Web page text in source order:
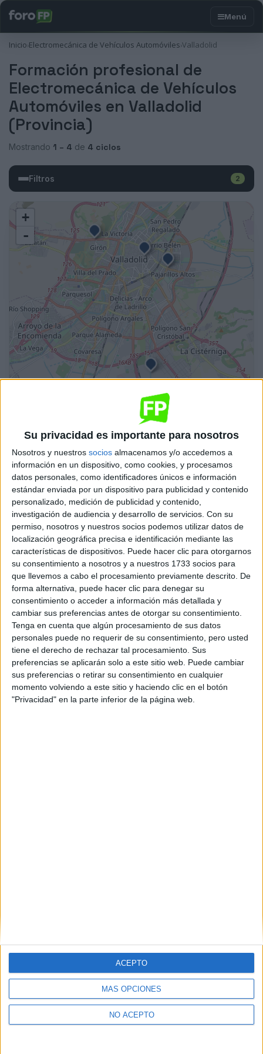
Su privacidad es importante para nosotros
Nosotros y nuestros socios almacenamos y/o accedemos a
información en un dispositivo, como cookies, y procesamos
datos personales, como identificadores únicos e información
estándar enviada por un dispositivo para publicidad y contenido
personalizado, medición de publicidad y contenido,
investigación de audiencia y desarrollo de servicios. Con su
permiso, nosotros y nuestros socios podemos utilizar datos de
localización geográfica precisa e identificación mediante las
características de dispositivos. Puede hacer clic para otorgarnos
su consentimiento a nosotros y a nuestros 1733 socios para
que llevemos a cabo el procesamiento previamente descrito. De
forma alternativa, puede hacer clic para denegar su
consentimiento o acceder a información más detallada y
cambiar sus preferencias antes de otorgar su consentimiento.
Tenga en cuenta que algún procesamiento de sus datos
personales puede no requerir de su consentimiento, pero usted
tiene el derecho de rechazar tal procesamiento. Sus
preferencias se aplicarán solo a este sitio web. Puede cambiar
sus preferencias o retirar su consentimiento en cualquier
momento volviendo a este sitio y haciendo clic en el botón
"Privacidad" en la parte inferior de la página web.
MÁS OPCIONES
NO ACEPTO
ACEPTO
Inicio›Electromecánica de Vehículos Automóviles›Valladolid
Formación profesional de
Electromecánica de Vehículos
Automóviles en Valladolid
(Provincia)
Mostrando 1 – 4 de 4 ciclos
Filtros 2
Electromecánica de Vehículos Automóviles
IES Galileo
Valladolid Grado Medio Público
MODALIDAD Presencial
Electromecánica de Vehículos Automóviles
CIFP Juan de Herrera
Valladolid Grado Medio Público
MODALIDADPresencial
Electromecánica de Vehículos Automóviles
Centro Didáctico
Valladolid Grado Medio Concertado
MODALIDADPresencial
+
-
Contáctanos